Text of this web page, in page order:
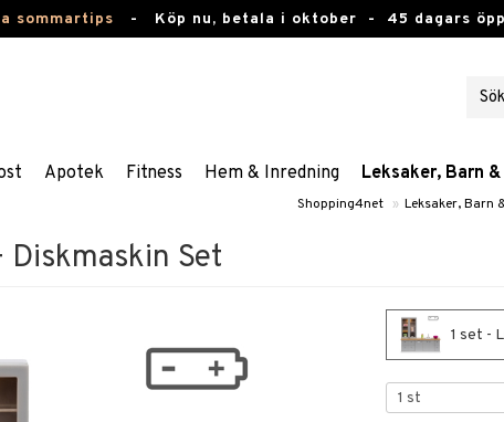
sommartips - Köp nu, betala i oktober - 45 dagars
Apotek Fitness Hem & Inredning Leksaker, Barn
Shopping4net » Leksaker, Barn
Set
1 set -